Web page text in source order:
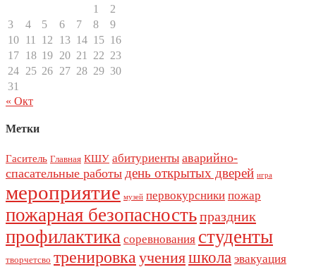
1
2
3
4 5 6 7 8
9
10 11 12 13 14 15 16
17 18 19 20 21 22 23
24 25 26 27 28 29 30
31
« Окт
Метки
Гаситель Главная КШУ абитуриенты аварийно-
спасательные работы день открытых дверей игра
мероприятие музей первокурсники пожар
пожарная безопасностьпраздник
профилактика соревнования студенты
творчетсво тренировка ученияшкола эвакуация